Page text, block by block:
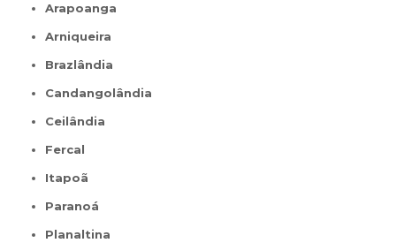
Arapoanga
Arniqueira
Brazlândia
Candangolândia
Ceilândia
Fercal
Itapoã
Paranoá
Planaltina